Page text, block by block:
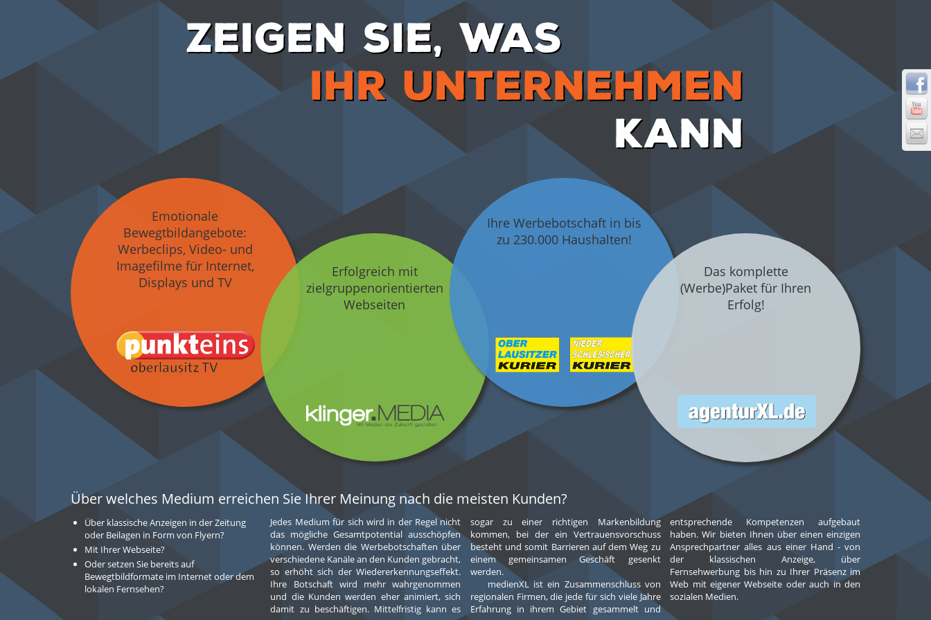
ZEIGEN SIE, WAS
IHR UNTERNEHMEN
KANN
Emotionale
Bewegtbildangebote:
Werbeclips, Video- und
Imagefilme für Internet,
Displays und TV
Erfolgreich mit
zielgruppenorientierten
Webseiten
Ihre Werbebotschaft in bis
zu 230.000 Haushalten!
Das komplette
(Werbe)Paket für Ihren
Erfolg!
Über welches Medium erreichen Sie Ihrer Meinung nach die meisten Kunden?
Über klassische Anzeigen in der Zeitung
oder Beilagen in Form von Flyern?
Mit Ihrer Webseite?
Oder setzen Sie bereits auf
Bewegtbildformate im Internet oder dem
lokalen Fernsehen?
Jedes Medium für sich wird in der Regel nicht
das mögliche Gesamtpotential ausschöpfen
können. Werden die Werbebotschaften über
verschiedene Kanäle an den Kunden gebracht,
so erhöht sich der Wiedererkennungseffekt.
Ihre Botschaft wird mehr wahrgenommen
und die Kunden werden eher animiert, sich
damit zu beschäftigen. Mittelfristig kann es
sogar zu einer richtigen Markenbildung
kommen, bei der ein Vertrauensvorschuss
besteht und somit Barrieren auf dem Weg zu
einem gemeinsamen Geschäft gesenkt
werden.
medienXL ist ein Zusammenschluss von
regionalen Firmen, die jede für sich viele Jahre
Erfahrung in ihrem Gebiet gesammelt und
entsprechende Kompetenzen aufgebaut
haben. Wir bieten Ihnen über einen einzigen
Ansprechpartner alles aus einer Hand - von
der klassischen Anzeige, über
Fernsehwerbung bis hin zu Ihrer Präsenz im
Web mit eigener Webseite oder auch in den
sozialen Medien.